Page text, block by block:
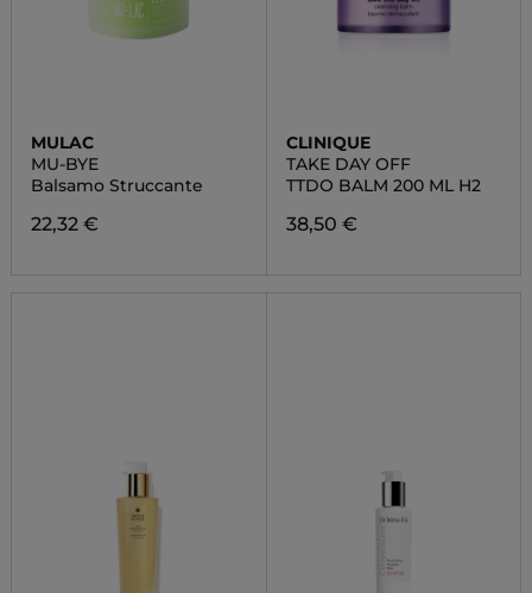
MULAC
MU-BYE
Balsamo Struccante
22,32 €
CLINIQUE
TAKE DAY OFF
TTDO BALM 200 ML H2
38,50 €